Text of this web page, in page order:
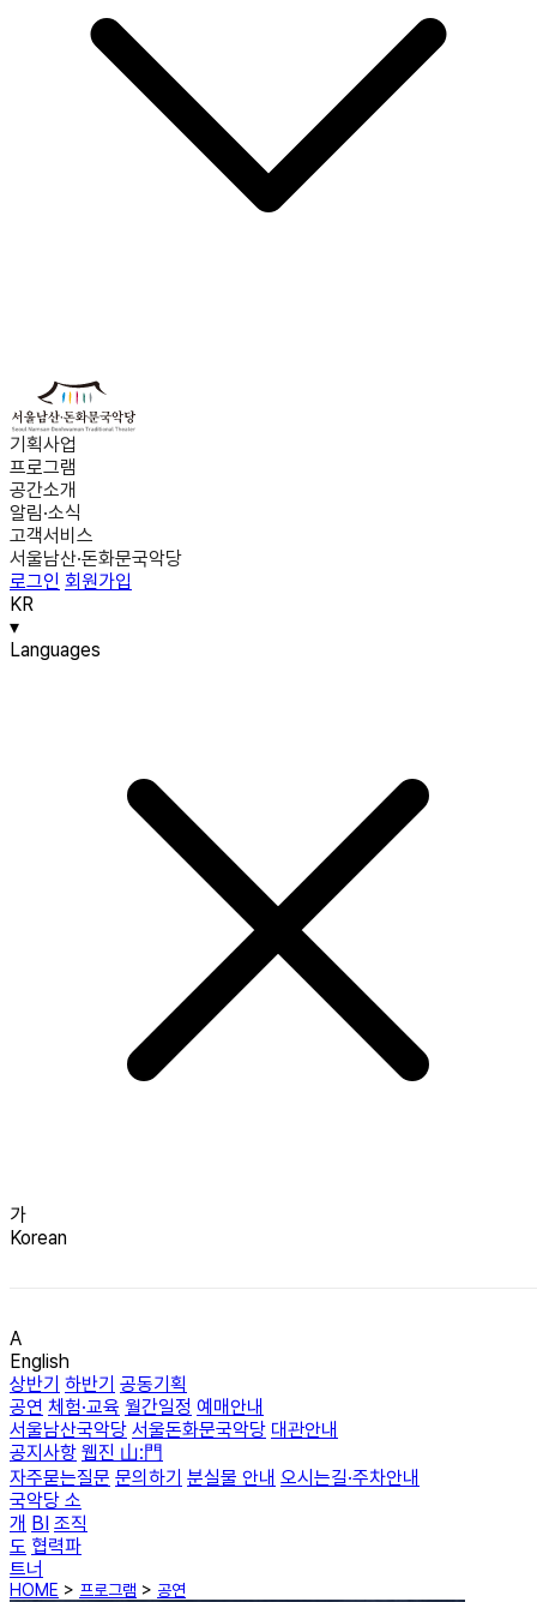
기획사업
프로그램
공간소개
알림·소식
고객서비스
서울남산·돈화문국악당
로그인 회원가입
KR
▾
Languages
가
Korean
A
English
상반기 하반기 공동기획
공연 체험·교육 월간일정 예매안내
서울남산국악당 서울돈화문국악당 대관안내
공지사항 웹진 山:門
자주묻는질문 문의하기 분실물 안내 오시는길·주차안내
국악당 소
개 BI 조직
도 협력파
트너
HOME > 프로그램 > 공연